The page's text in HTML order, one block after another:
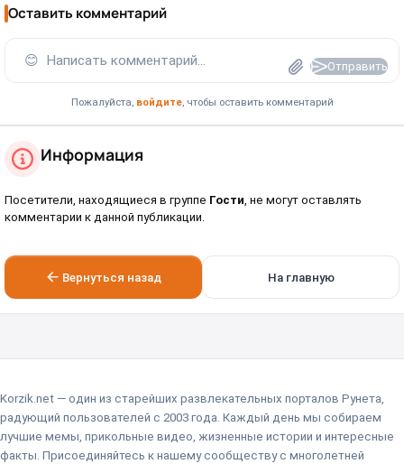
Оставить комментарий
😊 Написать комментарий... Отправить
Пожалуйста, войдите, чтобы оставить комментарий
Информация
Посетители, находящиеся в группе Гости, не могут оставлять
комментарии к данной публикации.
Вернуться назад На главную
Korzik.net — один из старейших развлекательных порталов Рунета,
радующий пользователей с 2003 года. Каждый день мы собираем
лучшие мемы, прикольные видео, жизненные истории и интересные
факты. Присоединяйтесь к нашему сообществу с многолетней